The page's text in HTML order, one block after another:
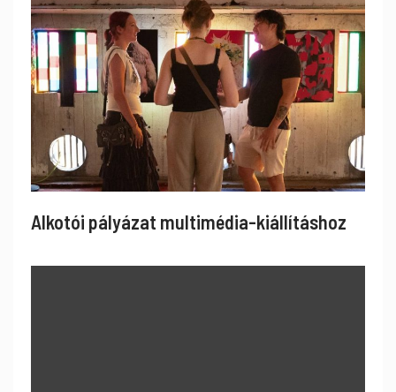
Alkotói pályázat multimédia-kiállításhoz